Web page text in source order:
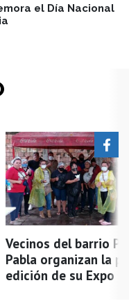
el Día Nacional
Vecinos del barrio
Pabla organizan la
edición de su Expo